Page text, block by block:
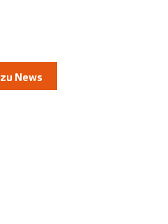
News